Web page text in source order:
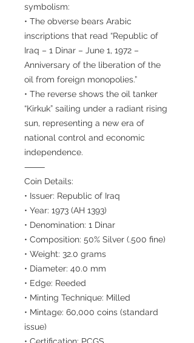
symbolism:
• The obverse bears Arabic
inscriptions that read “Republic of
Iraq – 1 Dinar – June 1, 1972 –
Anniversary of the liberation of the
oil from foreign monopolies.”
• The reverse shows the oil tanker
“Kirkuk” sailing under a radiant rising
sun, representing a new era of
national control and economic
independence.
⸻
Coin Details:
• Issuer: Republic of Iraq
• Year: 1973 (AH 1393)
• Denomination: 1 Dinar
• Composition: 50% Silver (.500 fine)
• Weight: 32.0 grams
• Diameter: 40.0 mm
• Edge: Reeded
• Minting Technique: Milled
• Mintage: 60,000 coins (standard
issue)
• Certification: PCGS